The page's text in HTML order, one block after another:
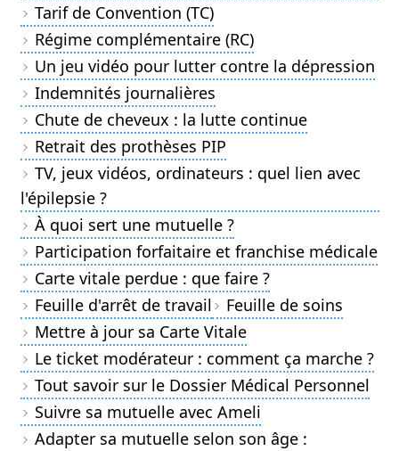
Tarif de Convention (TC)
Régime complémentaire (RC)
Un jeu vidéo pour lutter contre la dépression
Indemnités journalières
Chute de cheveux : la lutte continue
Retrait des prothèses PIP
TV, jeux vidéos, ordinateurs : quel lien avec
l'épilepsie ?
À quoi sert une mutuelle ?
Participation forfaitaire et franchise médicale
Carte vitale perdue : que faire ?
Feuille d'arrêt de travail
Feuille de soins
Mettre à jour sa Carte Vitale
Le ticket modérateur : comment ça marche ?
Tout savoir sur le Dossier Médical Personnel
Suivre sa mutuelle avec Ameli
Adapter sa mutuelle selon son âge :